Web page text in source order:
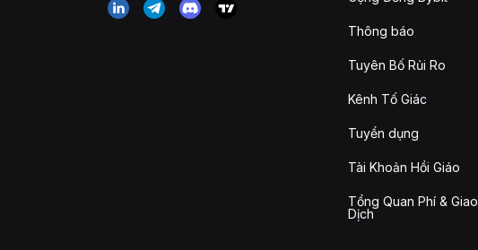
Thông báo
Tuyên Bố Rủi Ro
Kênh Tố Giác
Tuyển dụng
Tài Khoản Hồi Giáo
Tổng Quan Phí & Giao
Dịch